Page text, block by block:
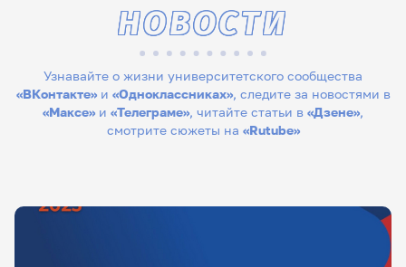
Узнавайте о жизни университетского сообщества
«ВКонтакте»и «Одноклассниках», следите за новостями в
«Максе» и «Телеграме», читайте статьи в «Дзене»,
смотрите сюжеты на «Rutube»
НОВОСТИ